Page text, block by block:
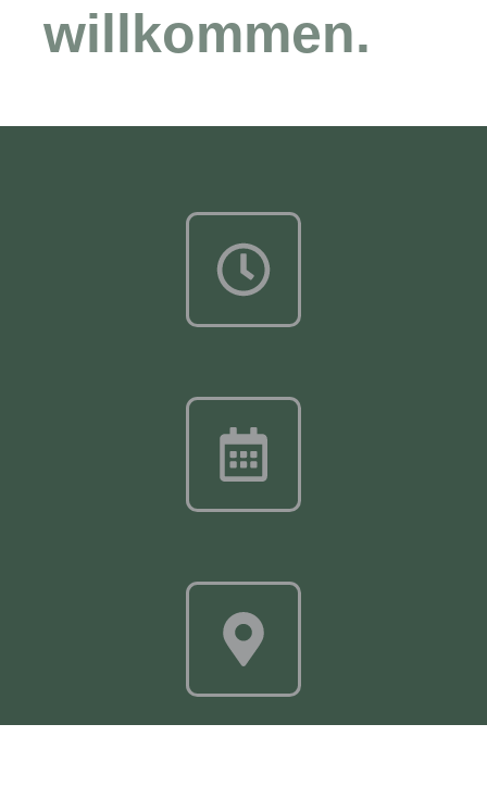
willkommen.